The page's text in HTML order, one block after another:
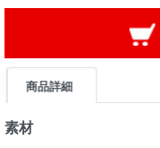
商品詳細
素材